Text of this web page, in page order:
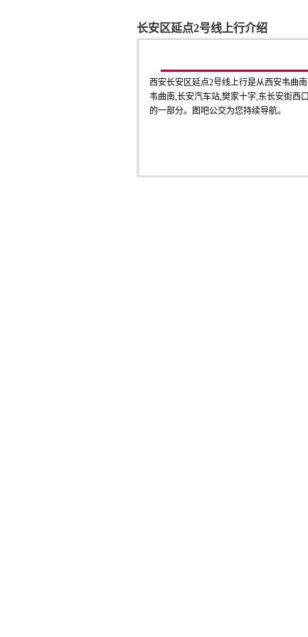
长安区延点2号线上行介绍
西安长安区延点2号线上行是从西安韦曲
韦曲南,长安汽车站,樊家十字,东长安街西
的一部分。图吧公交为您持续导航。